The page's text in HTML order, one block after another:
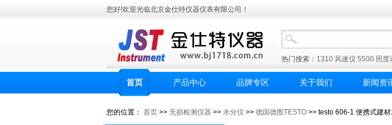
您好!欢迎光临北京金仕特仪器仪表有限公司！
热门搜索： 1310 风速仪 5500 照度
首页 产品中心 品牌专区 关于我们 新闻资
您的位置： 首页 >> 无损检测仪器 >> 水分仪 >> 德国德图TESTO >> testo 606-1 便携式建